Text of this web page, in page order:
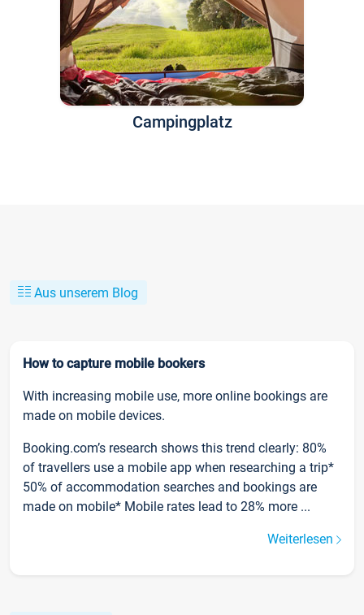
Campingplatz
Aus unserem Blog
How to capture mobile bookers
With increasing mobile use, more online bookings are
made on mobile devices.
Booking.com’s research shows this trend clearly: 80%
of travellers use a mobile app when researching a trip*
50% of accommodation searches and bookings are
made on mobile* Mobile rates lead to 28% more ...
Weiterlesen